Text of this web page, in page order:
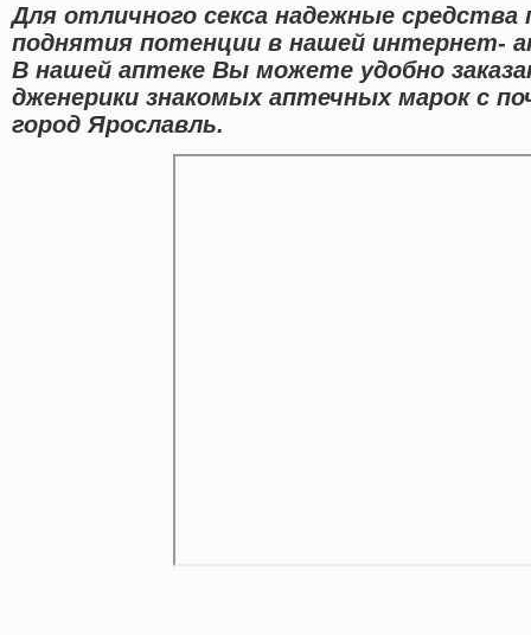
Для отличного секса надежные средства
поднятия потенции в нашей интернет-
В нашей аптеке Вы можете удобно
дженерики знакомых аптечных марок с
город Ярославль.